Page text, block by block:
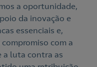
a oportunidade,
da inovação e
essenciais e,
com a
a luta contra as